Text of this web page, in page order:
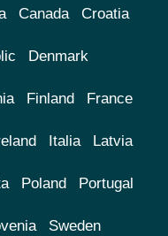
Canada Croatia
Denmark
Finland France
Italia Latvia
Poland Portugal
Sweden